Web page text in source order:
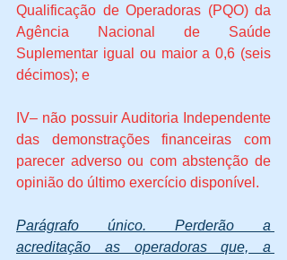
Qualificação de Operadoras (PQO) da
Agência Nacional de Saúde
Suplementar igual ou maior a 0,6 (seis
décimos); e
IV– não possuir Auditoria Independente
das demonstrações financeiras com
parecer adverso ou com abstenção de
opinião do último exercício disponível.
Parágrafo único. Perderão a
acreditação as operadoras que, a